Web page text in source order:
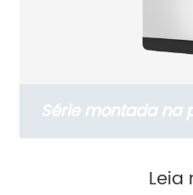
Série montada na
recuperação deLeia